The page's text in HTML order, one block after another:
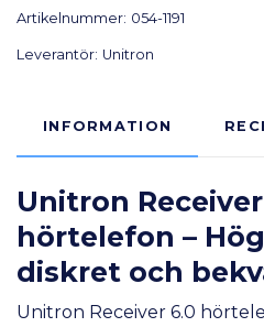
Artikelnummer: 054-1191
Leverantör: Unitron
INFORMATION
Unitron
hörtelefon –
diskret och
Unitron Receiver 6.0